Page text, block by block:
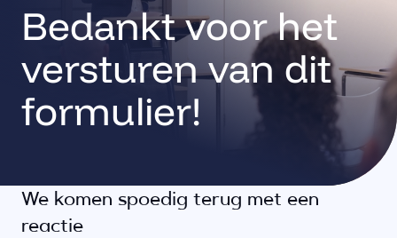
Bedankt voor het
versturen van dit
formulier!
We komen spoedig terug met een
reactie